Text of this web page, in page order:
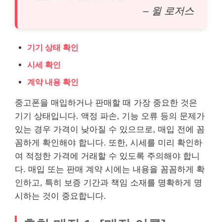
– 윌 로저스
기기 상태 확인
시세 확인
계약 내용 확인
중고폰을 매입하거나 판매할 때 가장 중요한 것은
기기 상태입니다. 액정 파손, 기능 오류 등의 문제가
있는 경우 가격이 낮아질 수 있으므로, 매입 전에 꼼
꼼하게 확인해야 합니다. 또한, 시세를 미리 확인하
여 적정한 가격에 거래할 수 있도록 주의해야 합니
다. 매입 또는 판매 계약 시에는 내용을 꼼꼼하게 확
인하고, 특히 보증 기간과 책임 소재를 명확하게 명
시하는 것이 중요합니다.